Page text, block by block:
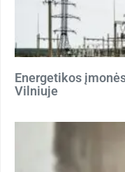
Energetikos
Vilniuje